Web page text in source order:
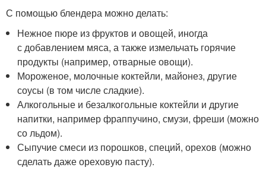
С помощью блендера можно делать:
Нежное пюре из фруктов и овощей, иногда
с добавлением мяса, а также измельчать горячие
продукты (например, отварные овощи).
Мороженое, молочные коктейли, майонез, другие
соусы (в том числе сладкие).
Алкогольные и безалкогольные коктейли и другие
напитки, например фраппучино, смузи, фреши (можно
со льдом).
Сыпучие смеси из порошков, специй, орехов (можно
сделать даже ореховую пасту).